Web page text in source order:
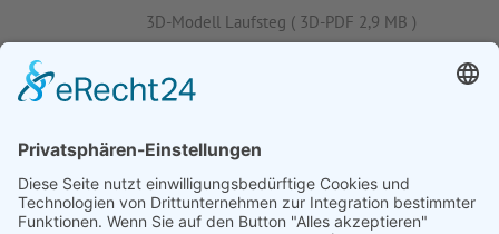
3D-Modell Laufsteg ( 3D-PDF 2,9 MB )
( Neueste Version von Acrobat Reader